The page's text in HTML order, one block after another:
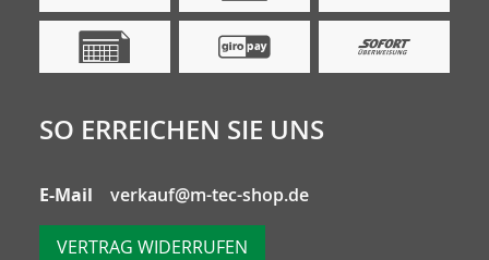
SO ERREICHEN SIE UNS
E-Mail verkauf@m-tec-shop.de
VERTRAG WIDERRUFEN